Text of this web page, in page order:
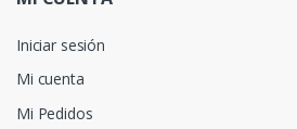
Iniciar sesión
Mi cuenta
Mi Pedidos